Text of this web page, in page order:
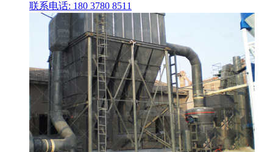
联系电话: 180 3780 8511